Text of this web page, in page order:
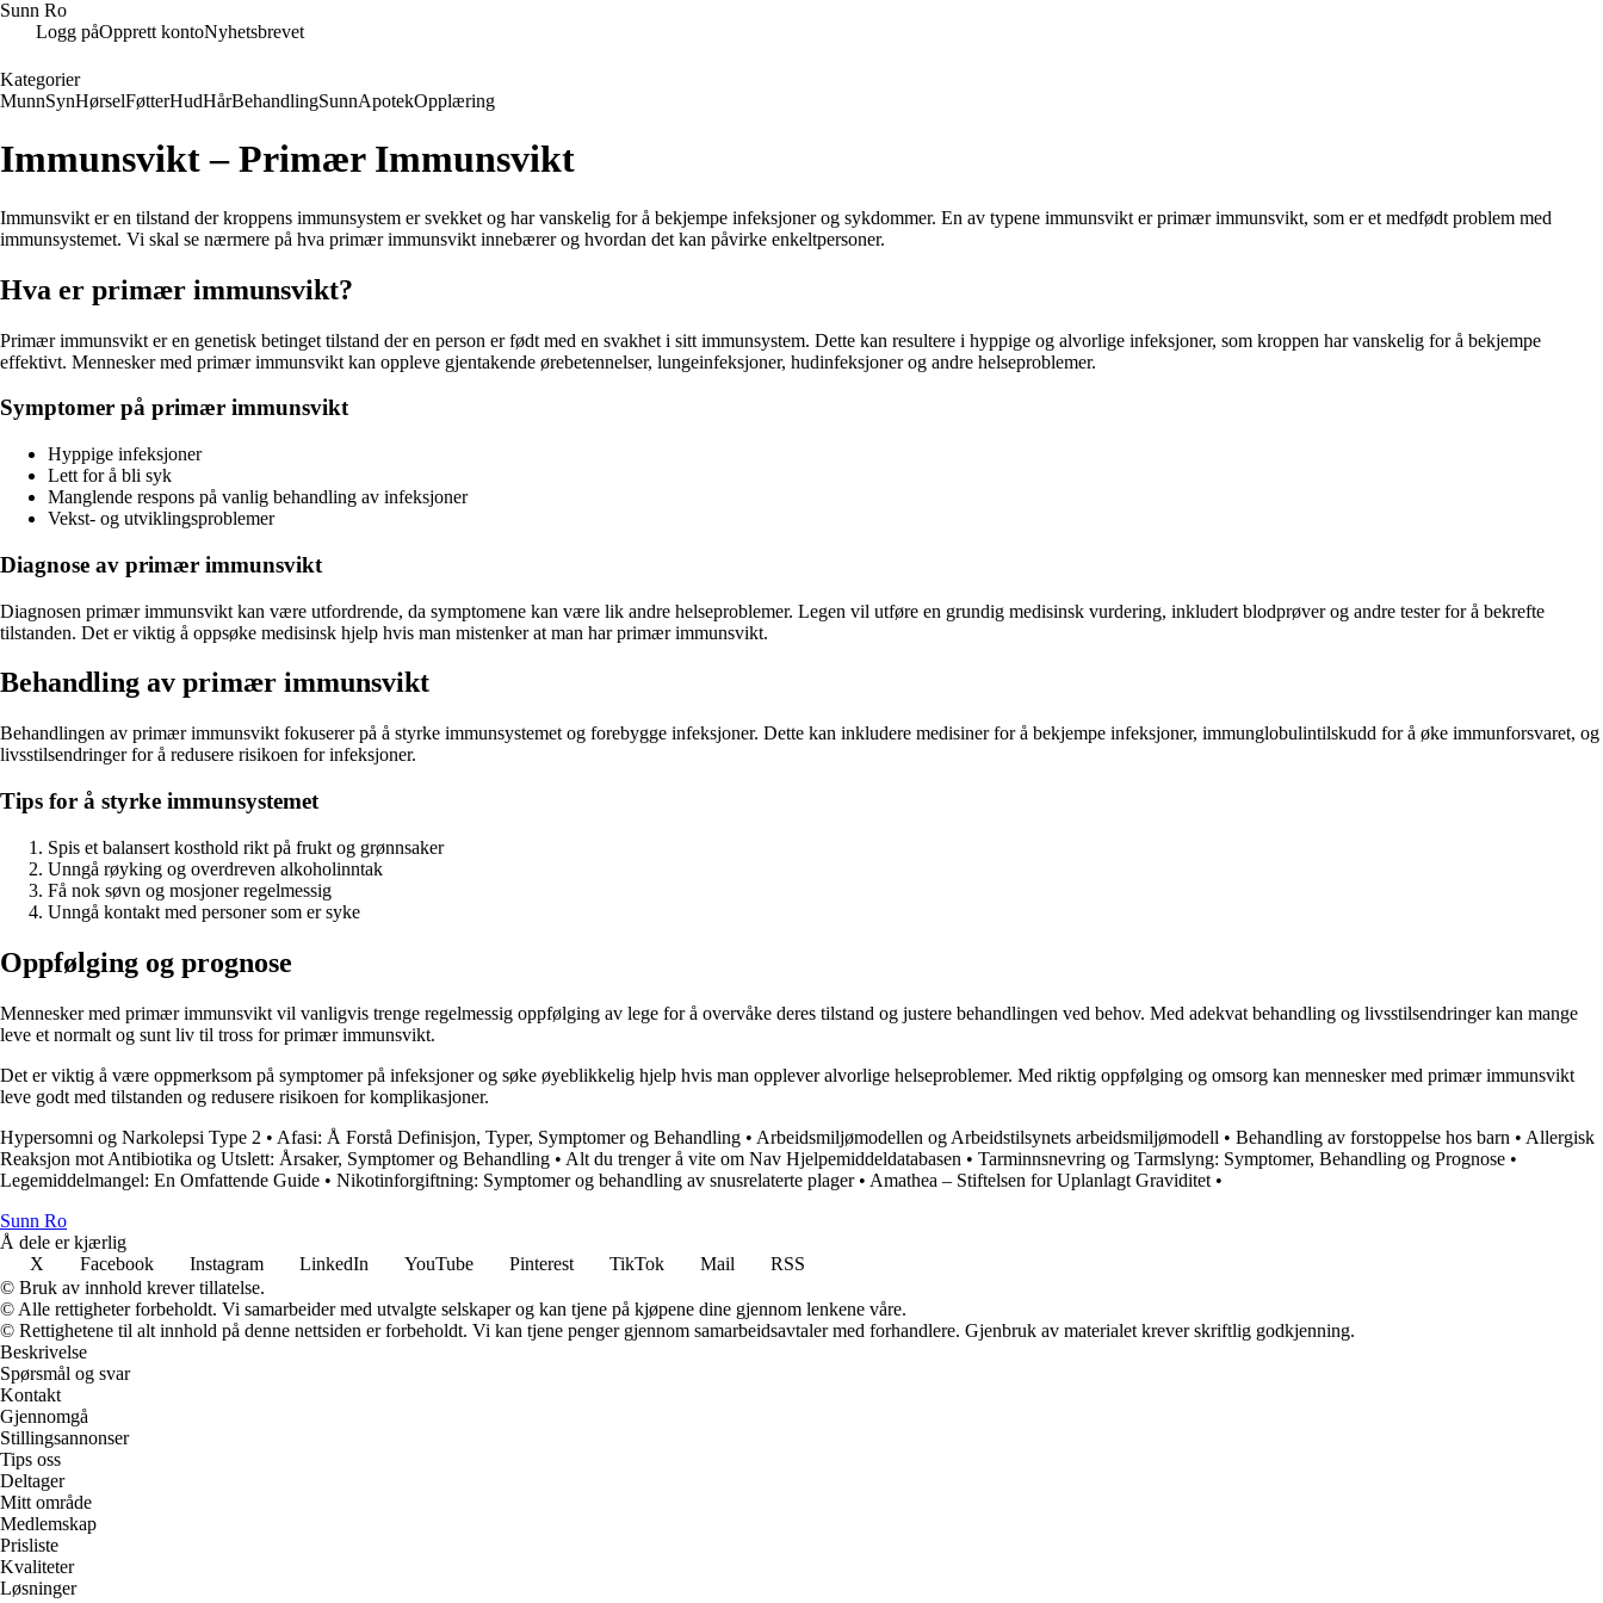
Sunn Ro
Logg påOpprett kontoNyhetsbrevet
Kategorier
MunnSynHørselFøtterHudHårBehandlingSunnApotekOpplæring
Immunsvikt – Primær Immunsvikt
Immunsvikt er en tilstand der kroppens immunsystem er svekket og har vanskelig for å bekjempe infeksjoner og sykdommer. En av typene immunsvikt er primær immunsvikt, som er et medfødt problem med
immunsystemet. Vi skal se nærmere på hva primær immunsvikt innebærer og hvordan det kan påvirke enkeltpersoner.
Hva er primær immunsvikt?
Primær immunsvikt er en genetisk betinget tilstand der en person er født med en svakhet i sitt immunsystem. Dette kan resultere i hyppige og alvorlige infeksjoner, som kroppen har vanskelig for å bekjempe
effektivt. Mennesker med primær immunsvikt kan oppleve gjentakende ørebetennelser, lungeinfeksjoner, hudinfeksjoner og andre helseproblemer.
Symptomer på primær immunsvikt
Hyppige infeksjoner
Lett for å bli syk
Manglende respons på vanlig behandling av infeksjoner
Vekst- og utviklingsproblemer
Diagnose av primær immunsvikt
Diagnosen primær immunsvikt kan være utfordrende, da symptomene kan være lik andre helseproblemer. Legen vil utføre en grundig medisinsk vurdering, inkludert blodprøver og andre tester for å bekrefte
tilstanden. Det er viktig å oppsøke medisinsk hjelp hvis man mistenker at man har primær immunsvikt.
Behandling av primær immunsvikt
Behandlingen av primær immunsvikt fokuserer på å styrke immunsystemet og forebygge infeksjoner. Dette kan inkludere medisiner for å bekjempe infeksjoner, immunglobulintilskudd for å øke immunforsvaret, og
livsstilsendringer for å redusere risikoen for infeksjoner.
Tips for å styrke immunsystemet
Spis et balansert kosthold rikt på frukt og grønnsaker
Unngå røyking og overdreven alkoholinntak
Få nok søvn og mosjoner regelmessig
Unngå kontakt med personer som er syke
Oppfølging og prognose
Mennesker med primær immunsvikt vil vanligvis trenge regelmessig oppfølging av lege for å overvåke deres tilstand og justere behandlingen ved behov. Med adekvat behandling og livsstilsendringer kan mange
leve et normalt og sunt liv til tross for primær immunsvikt.
Det er viktig å være oppmerksom på symptomer på infeksjoner og søke øyeblikkelig hjelp hvis man opplever alvorlige helseproblemer. Med riktig oppfølging og omsorg kan mennesker med primær immunsvikt
leve godt med tilstanden og redusere risikoen for komplikasjoner.
Hypersomni og Narkolepsi Type 2 • Afasi: Å Forstå Definisjon, Typer, Symptomer og Behandling • Arbeidsmiljømodellen og Arbeidstilsynets arbeidsmiljømodell • Behandling av forstoppelse hos barn • Allergisk
Reaksjon mot Antibiotika og Utslett: Årsaker, Symptomer og Behandling • Alt du trenger å vite om Nav Hjelpemiddeldatabasen • Tarminnsnevring og Tarmslyng: Symptomer, Behandling og Prognose •
Legemiddelmangel: En Omfattende Guide • Nikotinforgiftning: Symptomer og behandling av snusrelaterte plager• Amathea – Stiftelsen for Uplanlagt Graviditet •
Sunn Ro
Å dele er kjærlig
X
Facebook Instagram LinkedIn YouTube Pinterest TikTok Mail
RSS
© Bruk av innhold krever tillatelse.
© Alle rettigheter forbeholdt. Vi samarbeider med utvalgte selskaper og kan tjene på kjøpene dine gjennom lenkene våre.
© Rettighetene til alt innhold på denne nettsiden er forbeholdt. Vi kan tjene penger gjennom samarbeidsavtaler med forhandlere. Gjenbruk av materialet krever skriftlig godkjenning.
Beskrivelse
Spørsmål og svar
Kontakt
Gjennomgå
Stillingsannonser
Tips oss
Deltager
Mitt område
Medlemskap
Prisliste
Kvaliteter
Løsninger